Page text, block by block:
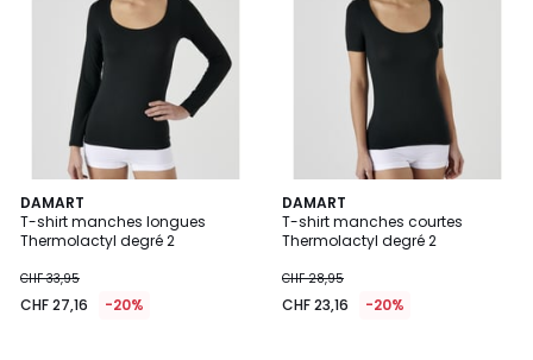
DAMART
T-shirt manches longues
Thermolactyl degré 2
CHF 33,95
CHF 27,16 -20%
2
Couleurs
DAMART
T-shirt manches courtes
Thermolactyl degré 2
CHF 28,95
CHF 23,16 -20%
4,2
/ 5